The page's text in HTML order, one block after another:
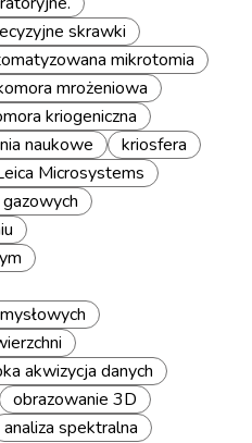
skrawki
mikrotomia
mrożeniowa
kriogeniczna
naukowe
kriosfera
Microsystems
akwizycja danych
obrazowanie 3D
analiza spektralna